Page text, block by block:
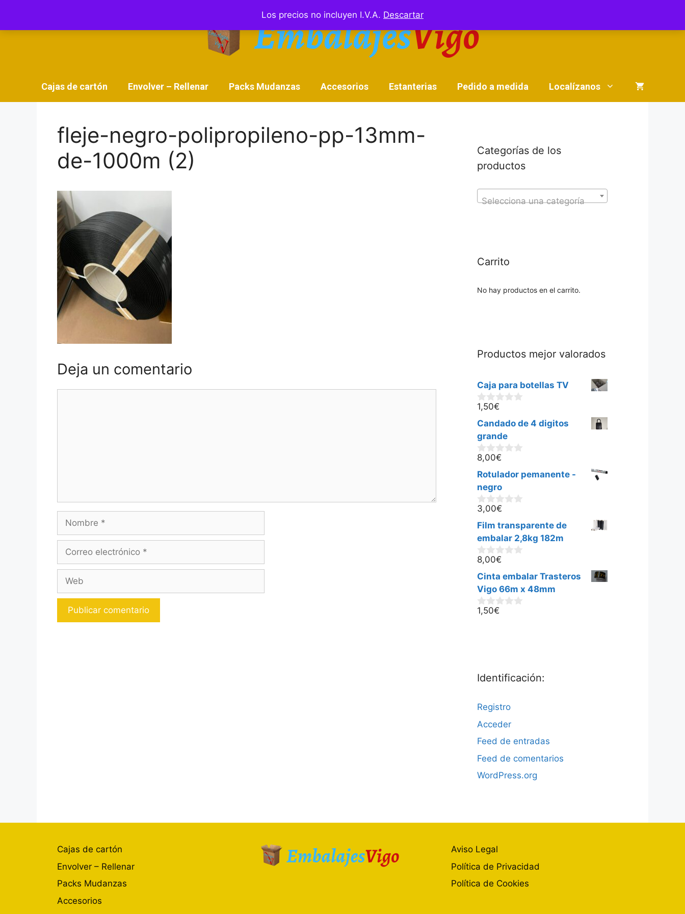
Los precios no incluyen I.V.A. Descartar
contenido
Cajas de cartón Envolver – Rellenar Packs Mudanzas Accesorios Estanterias Pedido a medida Localízanos
fleje-negro-polipropileno-pp-13mm-
de-1000m (2)
Deja un comentario
electrónico
Categorías de los
productos
Selecciona una categoría
Carrito
No hay productos en el carrito.
Productos mejor valorados
Caja para botellas TV
0
d
e
5
1,50€
Candado de 4 digitos
grande
0
d
e
5
8,00€
Rotulador pemanente -
negro
0
d
e
5
3,00€
Film transparente de
embalar 2,8kg 182m
0
d
e
5
8,00€
Cinta embalar Trasteros
Vigo 66m x 48mm
0
1,50€
Identificación:
Registro
Acceder
Feed de entradas
Feed de comentarios
WordPress.org
Cajas de cartón
Envolver – Rellenar
Packs Mudanzas
Accesorios
Aviso Legal
Política de Privacidad
Política de Cookies